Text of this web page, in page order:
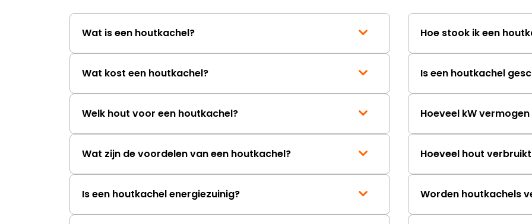
wordt opgelost en
onbeschadigde
Wat is een houtkachel?
Wat kost een houtkachel?
Welk hout voor een houtkachel?
Wat zijn de voordelen van een houtkachel?
Is een houtkachel energiezuinig?
Hoe stook ik een
Is een houtkachel
Hoeveel kW
Hoeveel hout
Worden houtkachels